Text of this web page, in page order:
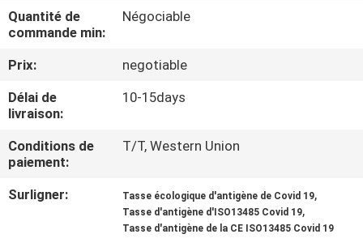
VISITE
D'USINE
CONTRÔLE
DE
QUALITÉ
CONTACTEZ-
Quantité de
commande min:
Négociable
Prix:
negotiable
Délai de
livraison:
10-15days
Conditions de
paiement:
T/T, Western Union
Surligner: Tasse écologique d'antigène de Covid 19,
Tasse d'antigène d'ISO13485 Covid 19,
Tasse d'antigène de la CE ISO13485 Covid 19